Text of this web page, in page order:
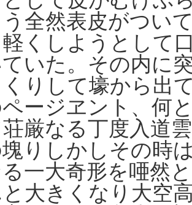
全然表皮がつい
くしようとして
いた。その内に
りして壕から出
ージヱント、何
荘厳なる丁度入道
りしかしその時
一大奇形を唖然
大きくなり大空